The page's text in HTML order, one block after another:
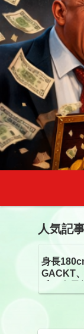
人気記
身長
GACKT
トざわつ